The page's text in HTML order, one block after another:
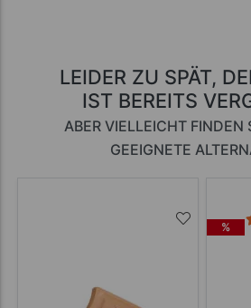
LEIDER ZU SPÄT,
IST BEREITS
ABER VIELLEICHT FINDEN
GEEIGNETE
%